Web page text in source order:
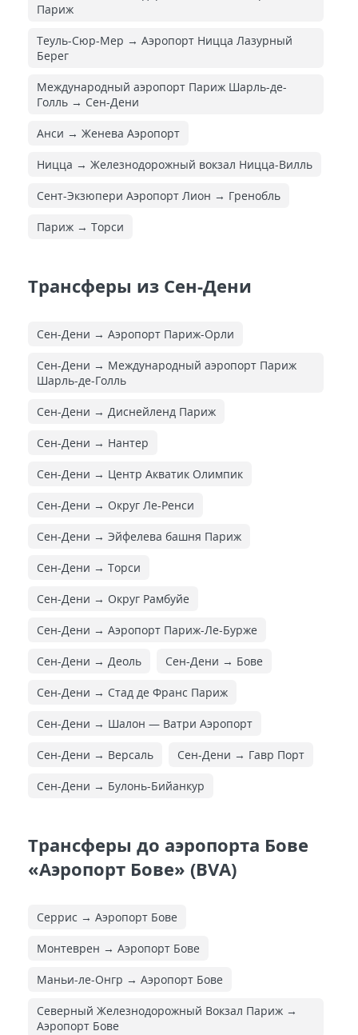
Париж
Теуль-Сюр-Мер → Аэропорт Ницца Лазурный
Берег
Международный аэропорт Париж Шарль-де-
Голль → Сен-Дени
Анси → Женева Аэропорт
Ницца → Железнодорожный вокзал Ницца-Вилль
Сент-Экзюпери Аэропорт Лион → Гренобль
Париж → Торси
Трансферы из Сен-Дени
Сен-Дени → Аэропорт Париж-Орли
Сен-Дени → Международный аэропорт Париж
Шарль-де-Голль
Сен-Дени → Диснейленд Париж
Сен-Дени → Нантер
Сен-Дени → Центр Акватик Олимпик
Сен-Дени → Округ Ле-Ренси
Сен-Дени → Эйфелева башня Париж
Сен-Дени → Торси
Сен-Дени → Округ Рамбуйе
Сен-Дени → Аэропорт Париж-Ле-Бурже
Сен-Дени → Деоль Сен-Дени → Бове
Сен-Дени → Стад де Франс Париж
Сен-Дени → Шалон — Ватри Аэропорт
Сен-Дени → Версаль Сен-Дени → Гавр Порт
Сен-Дени → Булонь-Бийанкур
Трансферы до аэропорта Бове
«Аэропорт Бове» (BVA)
Серрис → Аэропорт Бове
Монтеврен → Аэропорт Бове
Маньи-ле-Онгр → Аэропорт Бове
Северный Железнодорожный Вокзал Париж →
Аэропорт Бове